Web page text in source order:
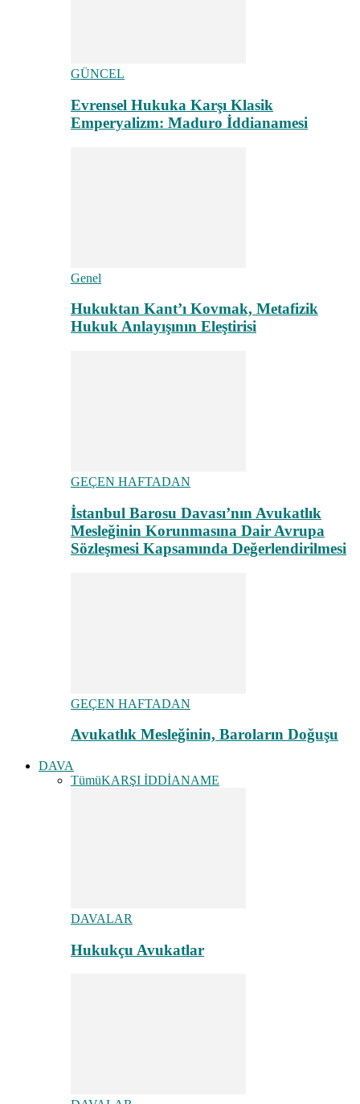
GÜNCEL
Evrensel Hukuka Karşı Klasik
Emperyalizm: Maduro İddianamesi
Genel
Hukuktan Kant’ı Kovmak, Metafizik
Hukuk Anlayışının Eleştirisi
GEÇEN HAFTADAN
İstanbul Barosu Davası’nın Avukatlık
Mesleğinin Korunmasına Dair Avrupa
Sözleşmesi Kapsamında Değerlendirilmesi
GEÇEN HAFTADAN
Avukatlık Mesleğinin, Baroların Doğuşu
DAVA
TümüKARŞI İDDİANAME
DAVALAR
Hukukçu Avukatlar